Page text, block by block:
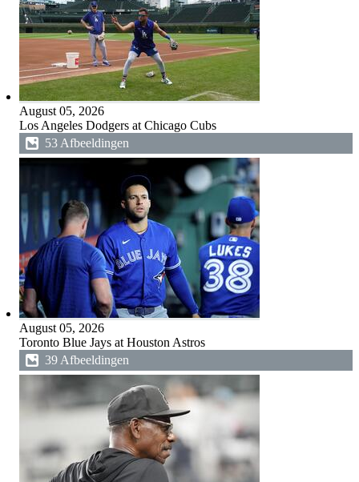
August 05, 2026
Los Angeles Dodgers at Chicago Cubs
53 Afbeeldingen
August 05, 2026
Toronto Blue Jays at Houston Astros
39 Afbeeldingen